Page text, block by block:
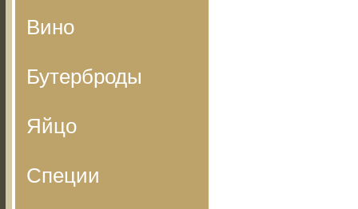
Вино
Бутерброды
Яйцо
Специи